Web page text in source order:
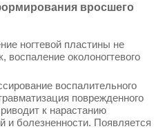
вросшего
ногтевой пластины не
воспаление околоногтевого
воспалительного
поврежденного
к нарастанию
и болезненности. Появляется